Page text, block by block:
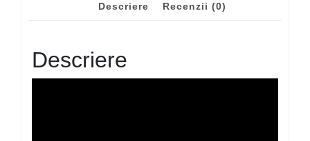
Descriere Recenzii (0)
Descriere